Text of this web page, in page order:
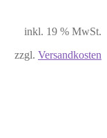
inkl. 19 % MwSt.
zzgl. Versandkosten